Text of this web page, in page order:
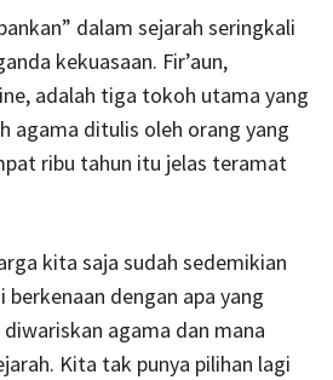
dalam sejarah seringkali
kekuasaan. Fir’aun,
adalah tiga tokoh utama yang
agama ditulis oleh orang yang
ribu tahun itu jelas teramat
kita saja sudah sedemikian
dengan apa yang
agama dan mana
Kita tak punya pilihan lagi